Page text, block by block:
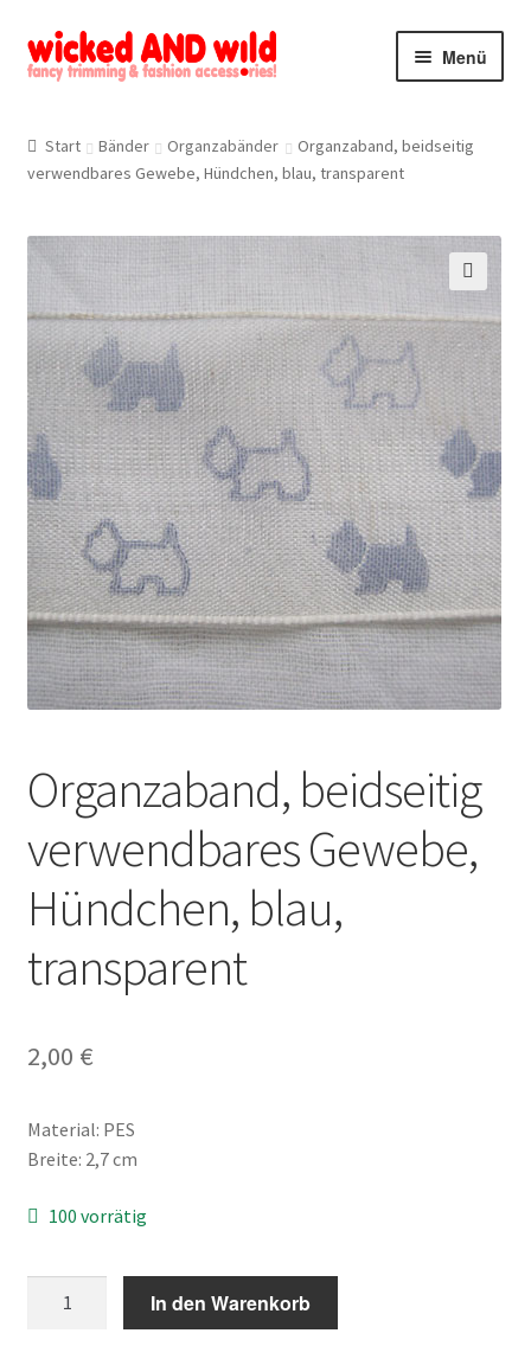
Zur
Navigation
Zum
Inhalt
Menü
Kategorien
Mein Konto
Kontakt
Start Bänder Organzabänder
Organzaband, beidseitig
verwendbares Gewebe, Hündchen, blau, transparent
Organzaband, beidseitig
verwendbares Gewebe,
Hündchen, blau,
transparent
2,00 €
Material: PES
Breite: 2,7 cm
100 vorrätig
In den Warenkorb